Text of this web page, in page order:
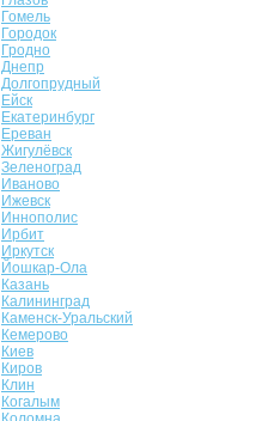
Гомель
Городок
Гродно
Днепр
Долгопрудный
Ейск
Екатеринбург
Ереван
Жигулёвск
Зеленоград
Иваново
Ижевск
Иннополис
Ирбит
Иркутск
Йошкар-Ола
Казань
Калининград
Каменск-Уральский
Кемерово
Киев
Киров
Клин
Когалым